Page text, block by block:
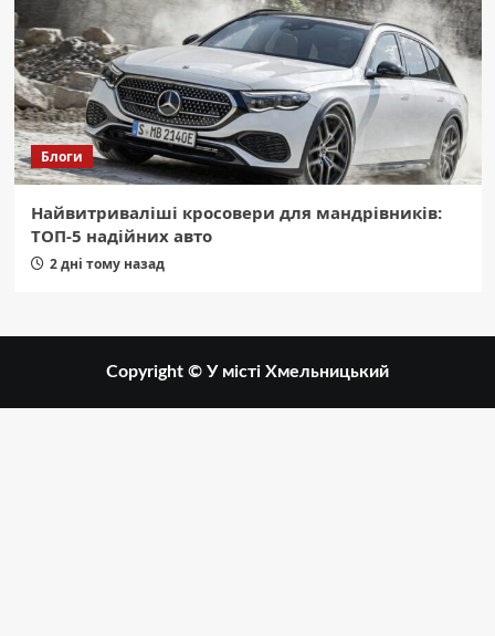
Блоги
Найвитриваліші кросовери для мандрівників:
ТОП-5 надійних авто
2 дні тому назад
Copyright © У місті Хмельницький